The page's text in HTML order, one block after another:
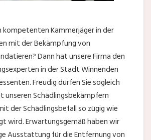
kompetenten Kammerjäger in der
mit der Bekämpfung von
Dann hat unsere Firma den
in der Stadt Winnenden
Freudig dürfen Sie sogleich
unseren Schädlingsbekämpfern
der Schädlingsbefall so zügig wie
wird. Erwartungsgemäß haben wir
Ausstattung für die Entfernung von